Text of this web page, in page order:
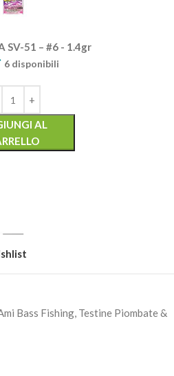
SV-51 – #6 - 1.4gr
6 disponibili
AL
6 disponibili
Bass Fishing, Testine Piombate &